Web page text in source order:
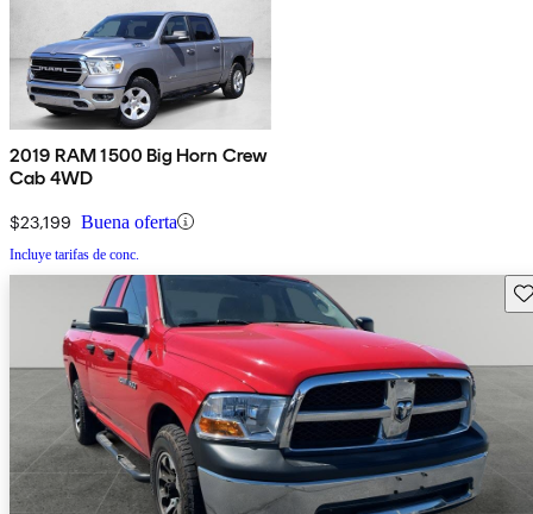
2019 RAM 1500 Big Horn Crew
Cab 4WD
$23,199 Buena oferta
Incluye tarifas de conc.